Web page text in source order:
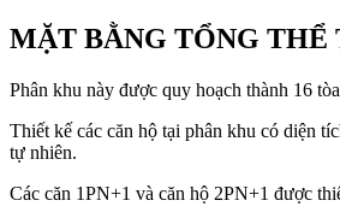
MẶT BẰNG TỔNG THỂ
Phân khu này được quy hoạch thành 16
Thiết kế các căn hộ tại phân khu có diện
tự nhiên.
Các căn 1PN+1 và căn hộ 2PN+1 được